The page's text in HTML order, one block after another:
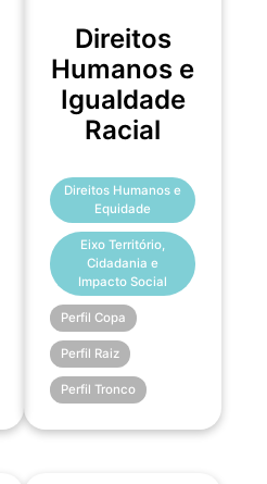
Direitos
Humanos e
Igualdade
Racial
Direitos Humanos e
Equidade
Eixo Território,
Cidadania e
Impacto Social
Perfil Copa
Perfil Raiz
Perfil Tronco